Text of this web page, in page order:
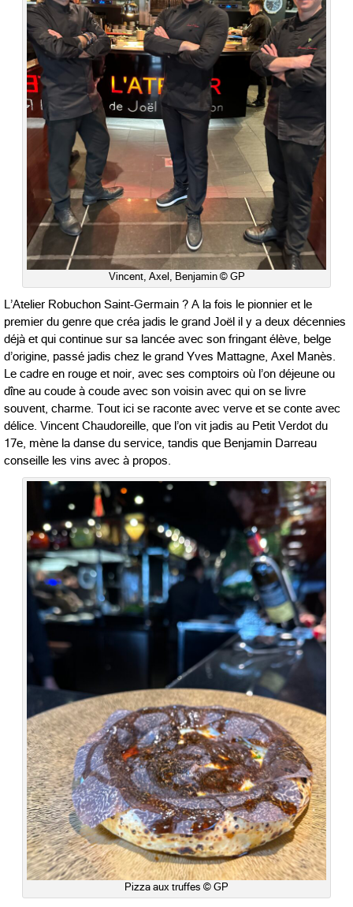
Vincent, Axel, Benjamin © GP
L’Atelier Robuchon Saint-Germain ? A la fois le pionnier et le
premier du genre que créa jadis le grand Joël il y a deux décennies
déjà et qui continue sur sa lancée avec son fringant élève, belge
d’origine, passé jadis chez le grand Yves Mattagne, Axel Manès.
Le cadre en rouge et noir, avec ses comptoirs où l’on déjeune ou
dîne au coude à coude avec son voisin avec qui on se livre
souvent, charme. Tout ici se raconte avec verve et se conte avec
délice. Vincent Chaudoreille, que l’on vit jadis au Petit Verdot du
17e, mène la danse du service, tandis que Benjamin Darreau
conseille les vins avec à propos.
Pizza aux truffes © GP